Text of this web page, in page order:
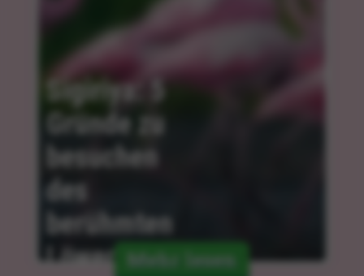
Sigiriya: 5
Gründe zu
besuchen
des
berühmten
Löwenfelsens
Mehr lesen